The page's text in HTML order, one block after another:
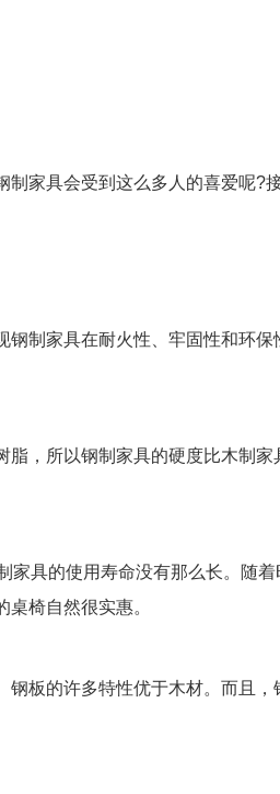
家具会受到这么多人的喜爱呢?
制家具在耐火性、牢固性和环
，所以钢制家具的硬度比木制
具的使用寿命没有那么长。随
椅自然很实惠。
板的许多特性优于木材。而且